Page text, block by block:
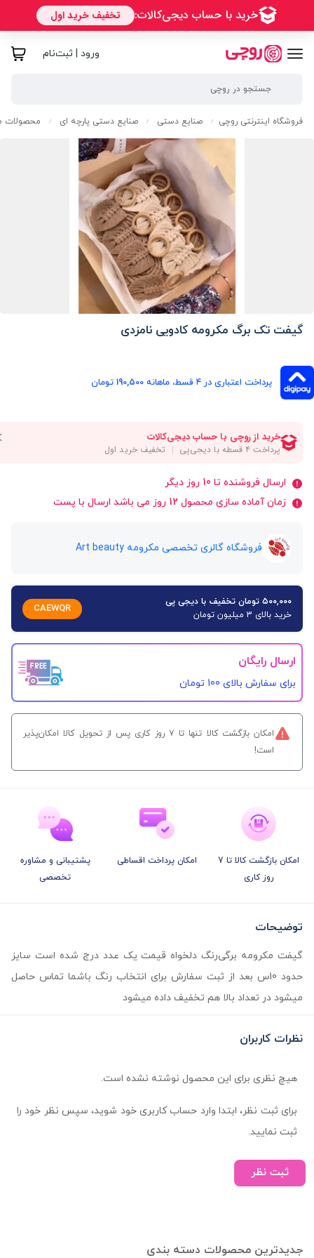
ورود | ثبت‌نام
فروشگاه اینترنتی روچی / صنایع دستی / صنایع دستی پارچه ای / محصولات
گیفت تک برگ مکرومه کادویی نامزدی
پرداخت اعتباری در ۴ قسط، ماهانه 190,500 تومان
ارسال فروشنده تا 10 روز دیگر
زمان آماده سازی محصول 12 روز می باشد ارسال با پست
فروشگاه گالری تخصصی مکرومه Art beauty
۵۰۰,۰۰۰ تومان تخفیف با دیجی پی
خرید بالای 3 میلیون تومان
CAEWQR
ارسال رایگان
برای سفارش‌ بالای 100 تومان
امکان بازگشت کالا تنها تا ۷ روز کاری پس از تحویل کالا امکان‌پذیر
است!
امکان بازگشت کالا تا 7
روز کاری
امکان پرداخت اقساطی
پشتیبانی و مشاوره
تخصصی
توضیحات
گیفت مکرومه برگی‌رنگ دلخواه قیمت یک عدد درج شده است سایز
حدود 10س بعد از ثبت سفارش برای انتخاب رنگ باشما تماس حاصل
میشود در تعداد بالا هم تخفیف داده میشود
نظرات کاربران
هیچ نظری برای این محصول نوشته نشده است.
برای ثبت نظر، ابتدا وارد حساب کاربری خود شوید، سپس نظر خود را
ثبت نمایید.
ثبت نظر
جدیدترین محصولات دسته بندی